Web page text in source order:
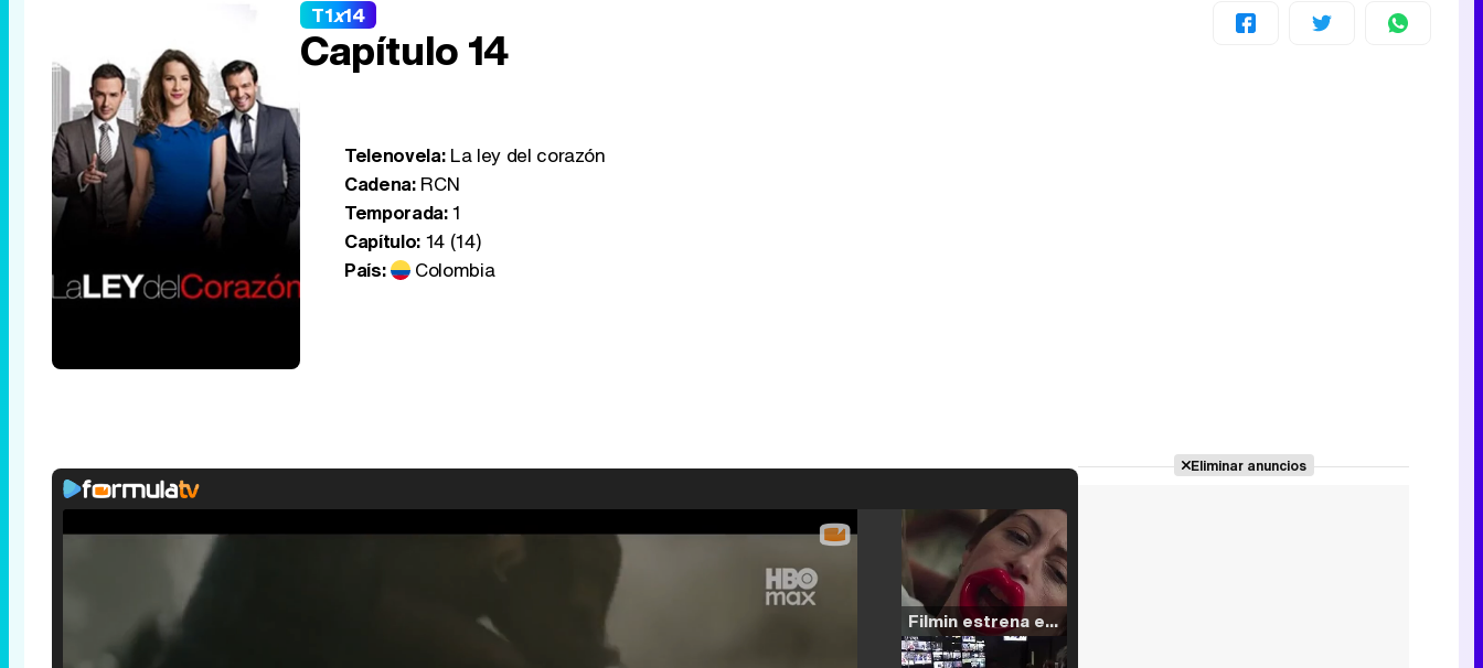
T1x14
Capítulo 14
Telenovela:La ley del corazón
Cadena:RCN
Temporada:1
Capítulo:14 (14)
País:
Colombia
Filmin estrena el tráiler de 'Millennial Mal', su nueva comedia universitaria de la mano de Lorena Iglesias
Eliminar anuncios